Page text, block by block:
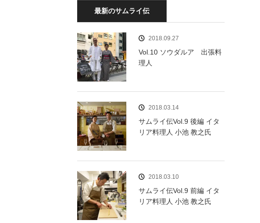
最新のサムライ伝
2018.09.27
Vol.10 ソウダルア 出張料
理人
2018.03.14
サムライ伝Vol.9 後編 イタ
リア料理人 小池 教之氏
2018.03.10
サムライ伝Vol.9 前編 イタ
リア料理人 小池 教之氏